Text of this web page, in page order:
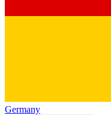
Germany